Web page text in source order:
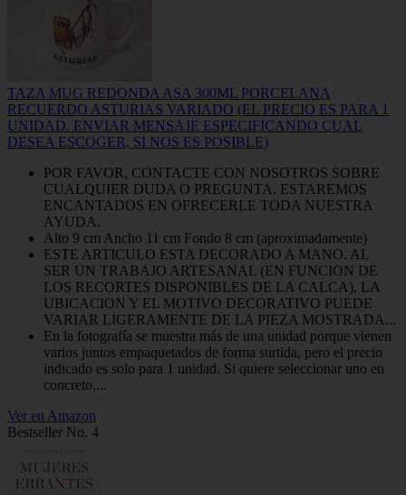
TAZA MUG REDONDA ASA 300ML PORCELANA
RECUERDO ASTURIAS VARIADO (EL PRECIO ES PARA 1
UNIDAD. ENVIAR MENSAJE ESPECIFICANDO CUAL
DESEA ESCOGER, SI NOS ES POSIBLE)
POR FAVOR, CONTACTE CON NOSOTROS SOBRE
CUALQUIER DUDA O PREGUNTA. ESTAREMOS
ENCANTADOS EN OFRECERLE TODA NUESTRA
AYUDA.
Alto 9 cm Ancho 11 cm Fondo 8 cm (aproximadamente)
ESTE ARTICULO ESTA DECORADO A MANO. AL
SER UN TRABAJO ARTESANAL (EN FUNCION DE
LOS RECORTES DISPONIBLES DE LA CALCA), LA
UBICACION Y EL MOTIVO DECORATIVO PUEDE
VARIAR LIGERAMENTE DE LA PIEZA MOSTRADA...
En la fotografía se muestra más de una unidad porque vienen
varios juntos empaquetados de forma surtida, pero el precio
indicado es solo para 1 unidad. Si quiere seleccionar uno en
concreto,...
Ver en Amazon
Bestseller No. 4